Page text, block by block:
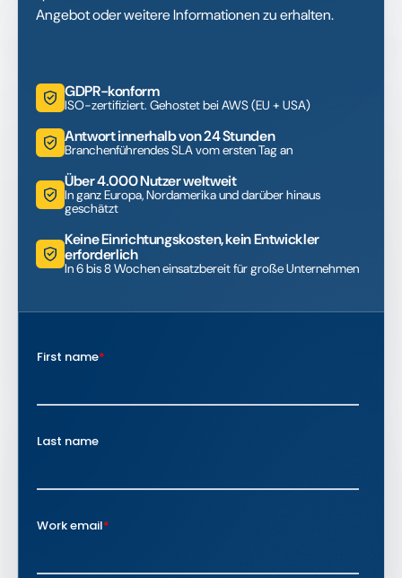
Angebot oder weitere Informationen zu erhalten.
GDPR-konform
ISO-zertifiziert. Gehostet bei AWS (EU + USA)
Antwort innerhalb von 24 Stunden
Branchenführendes SLA vom ersten Tag an
Über 4.000 Nutzer weltweit
In ganz Europa, Nordamerika und darüber hinaus
geschätzt
Keine Einrichtungskosten, kein Entwickler
erforderlich
In 6 bis 8 Wochen einsatzbereit für große Unternehmen